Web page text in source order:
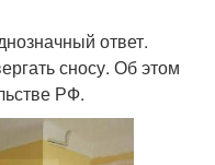
ответ.
сносу. Об этом
РФ.